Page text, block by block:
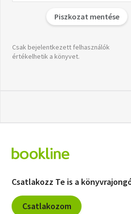
Piszkozat mentése
Csak bejelentkezett felhasználók
értékelhetik a könyvet.
Csatlakozz Te is a
Csatlakozom